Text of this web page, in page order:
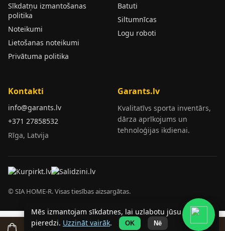
Sīkdatņu izmantošanas
politika
Noteikumi
Lietošanas noteikumi
Privātuma politika
Batuti
Siltumnīcas
Logu roboti
Kontakti
info@garants.lv
+371 27858532
Rīga, Latvija
Garants.lv
Kvalitatīvs sporta inventārs,
dārza aprīkojums un
tehnoloģijas ikdienai.
© SIA HOME-R. Visas tiesības aizsargātas.
Mēs izmantojam sīkdatnes, lai uzlabotu jūsu
pieredzi. Uzzināt vairāk. OK Nē